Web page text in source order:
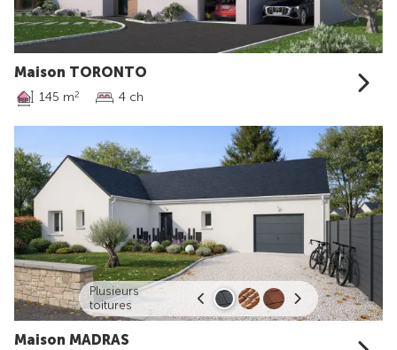
Maison TORONTO
145 m2 4 ch
Maison MADRAS
Plusieurs
toitures